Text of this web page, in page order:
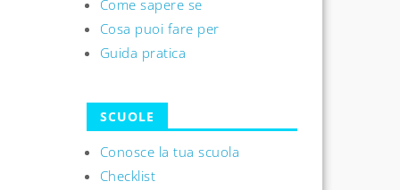
Come sapere se
Cosa puoi fare per
Guida pratica
SCUOLE
Conosce la tua scuola
Checklist